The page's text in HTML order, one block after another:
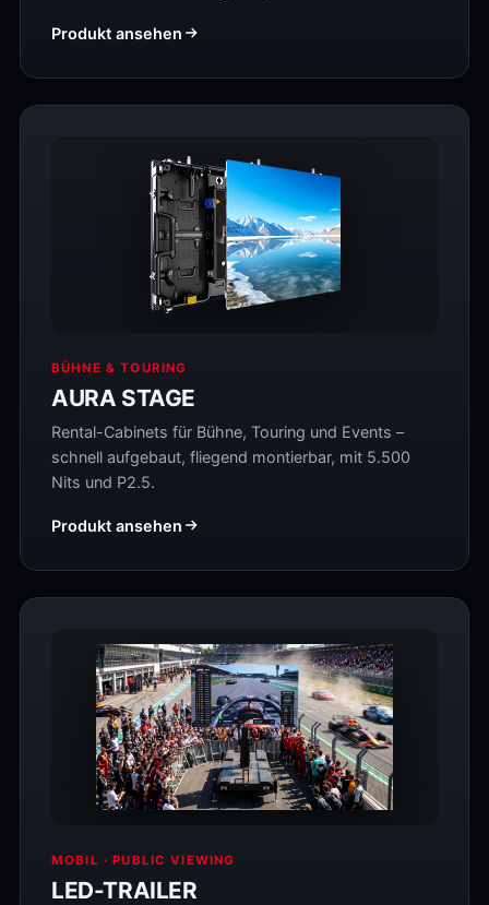
Produkt ansehen
BÜHNE & TOURING
AURA STAGE
Rental-Cabinets für Bühne, Touring und Events –
schnell aufgebaut, fliegend montierbar, mit 5.500
Nits und P2.5.
Produkt ansehen
MOBIL · PUBLIC VIEWING
LED-TRAILER